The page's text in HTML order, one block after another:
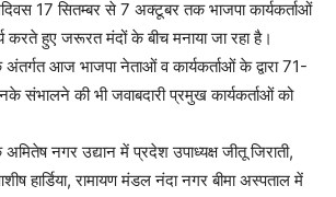
17 सितम्बर से 7 अक्टूबर तक भाजपा कार्यकर्ताओं
करते हुए जरूरत मंदों के बीच मनाया जा रहा है।
आज भाजपा नेताओं व कार्यकर्ताओं के द्वारा 71-
संभालने की भी जवाबदारी प्रमुख कार्यकर्ताओं को
नगर उद्यान में प्रदेश उपाध्यक्ष जीतू जिराती,
हार्डिया, रामायण मंडल नंदा नगर बीमा अस्पताल में